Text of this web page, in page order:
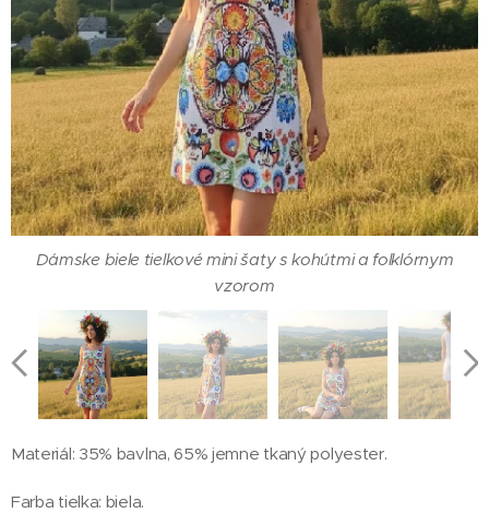
Dámske biele tielkové mini šaty s kohútmi a folklórnym
vzorom
Dámske biele tielkové mini šaty s kohútmi a folklórnym
vzorom - zadná strana
Materiál: 35% bavlna, 65% jemne tkaný polyester.
Farba tielka: biela.